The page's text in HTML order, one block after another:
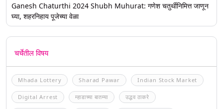
Ganesh Chaturthi 2024 Shubh Muhurat: गणेश चतुर्थीनिमित्त जाणून
घ्या, शहरनिहाय पूजेच्या वेळा
चर्चेतील विषय
Mhada Lottery Sharad Pawar Indian Stock Market
Digital Arrest म्हाडाच्या बातम्या उद्धव ठाकरे